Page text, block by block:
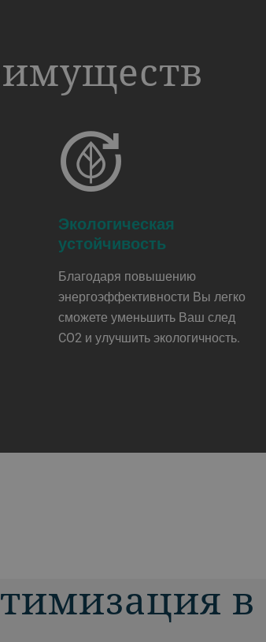
Экологическая
устойчивость
Благодаря повышению
энергоэффективности Вы легко
сможете уменьшить Ваш след
CO2 и улучшить экологичность.